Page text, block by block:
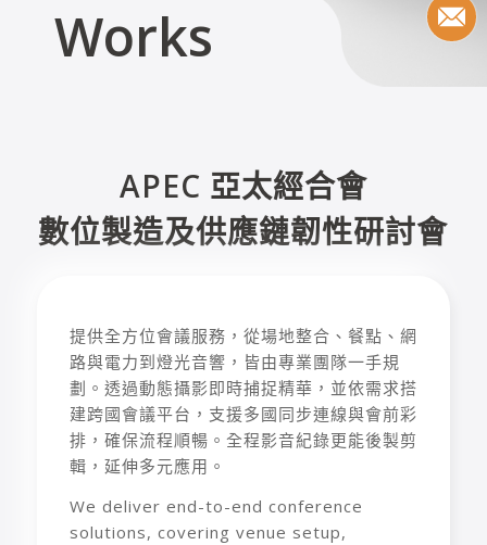
Works
APEC 亞太經合會
數位製造及供應鏈韌性研討會
提供全方位會議服務，從場地整合、餐點、網
路與電力到燈光音響，皆由專業團隊一手規
劃。透過動態攝影即時捕捉精華，並依需求搭
建跨國會議平台，支援多國同步連線與會前彩
排，確保流程順暢。全程影音紀錄更能後製剪
輯，延伸多元應用。
We deliver end-to-end conference
solutions, covering venue setup,